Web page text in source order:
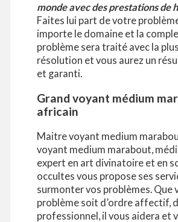
monde avec des prestations de
Faites lui part de votre
importe le domaine et la
problème sera traité avec la
résolution et vous aurez un
et garanti.
Grand voyant médium
africain
Maitre voyant medium
voyant medium marabout,
expert en art divinatoire et en
occultes vous propose ses
surmonter vos problèmes. Que
problème soit d’ordre affectif,
professionnel, il vous aidera et